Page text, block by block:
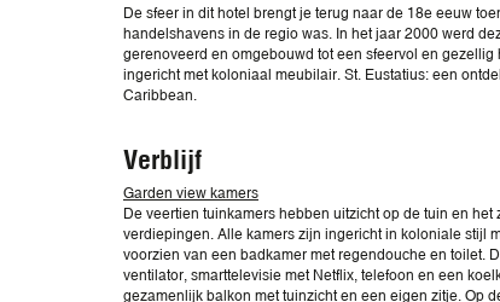
De sfeer in dit hotel brengt je terug naar de 18e eeuw
handelshavens in de regio was. In het jaar 2000 werd
gerenoveerd en omgebouwd tot een sfeervol en
ingericht met koloniaal meubilair. St. Eustatius: een
Caribbean.
Verblijf
Garden view kamers
De veertien tuinkamers hebben uitzicht op de tuin en
verdiepingen. Alle kamers zijn ingericht in koloniale stijl
voorzien van een badkamer met regendouche en toilet.
ventilator, smarttelevisie met Netflix, telefoon en een
gezamenlijk balkon met tuinzicht en een eigen zitje. Op